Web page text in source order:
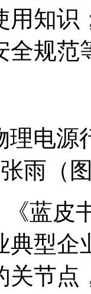
用知识
全规范
电源
雨 （
蓝皮
典型
关节点